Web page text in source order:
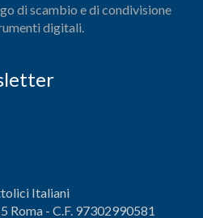
di scambio e di condivisione
digitali.
Italiani
Roma - C.F. 97302990581